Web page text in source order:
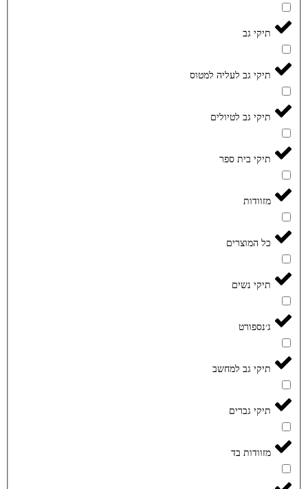
תיקי גב
תיקי גב לעליה למטוס
תיקי גב לטיולים
תיקי בית ספר
מזוודות
כל המוצרים
תיקי נשים
ג׳נספורט
תיקי גב למחשב
תיקי גברים
מזוודות בד